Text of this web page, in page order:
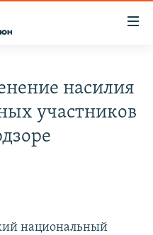
насилия
участников
национальный